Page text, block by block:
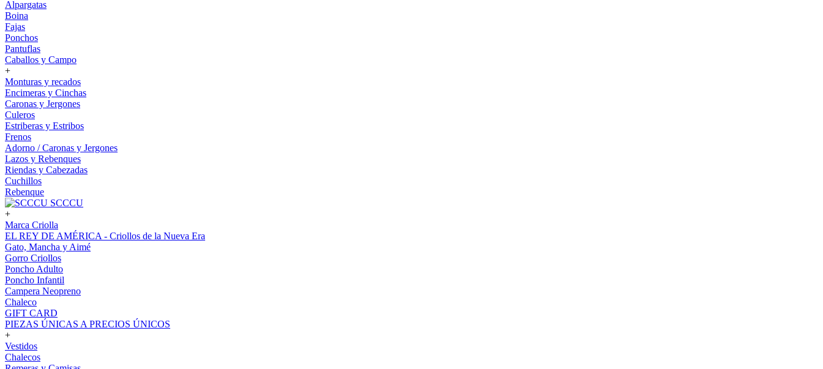
Alpargatas
Boina
Fajas
Ponchos
Pantuflas
Caballos y Campo
+
Monturas y recados
Encimeras y Cinchas
Caronas y Jergones
Culeros
Estriberas y Estribos
Frenos
Adorno / Caronas y Jergones
Lazos y Rebenques
Riendas y Cabezadas
Cuchillos
Rebenque
SCCCU
+
Marca Criolla
EL REY DE AMÉRICA - Criollos de la Nueva Era
Gato, Mancha y Aimé
Gorro Criollos
Poncho Adulto
Poncho Infantil
Campera Neopreno
Chaleco
GIFT CARD
PIEZAS ÚNICAS A PRECIOS ÚNICOS
+
Vestidos
Chalecos